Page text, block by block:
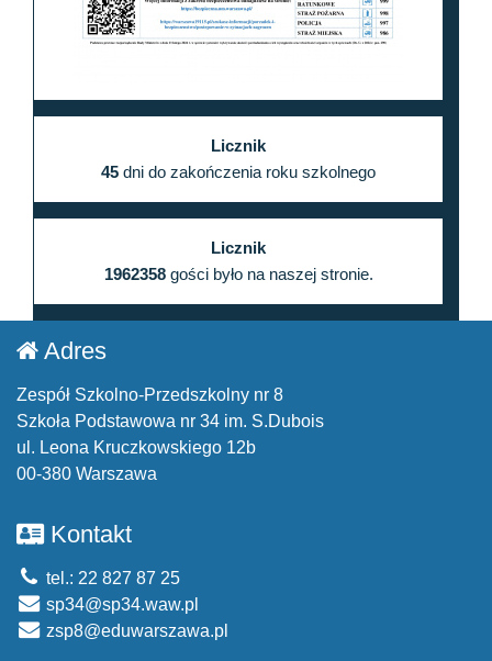
Licznik
45 dni do zakończenia roku szkolnego
Licznik
1962358gości było na naszej stronie.
Adres
Zespół Szkolno-Przedszkolny nr 8
Szkoła Podstawowa nr 34 im. S.Dubois
ul. Leona Kruczkowskiego 12b
00-380 Warszawa
Kontakt
tel.: 22 827 87 25
sp34@sp34.waw.pl
zsp8@eduwarszawa.pl